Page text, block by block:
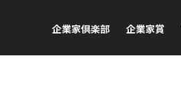
企業家倶楽部 企業家賞